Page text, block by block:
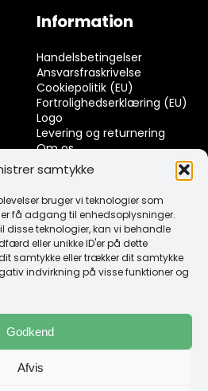
samtykke
bruger vi teknologier som
få adgang til enhedsoplysninger.
disse teknologier, kan vi behandle
eller unikke ID'er på dette
samtykke eller trækker dit samtykke
indvirkning på visse funktioner og
Godkend
Afvis
Information
Handelsbetingelser
Ansvarsfraskrivelse
Cookiepolitik (EU)
Fortrolighedserklæring (EU)
Logo
Levering og returnering
Om os
Kontakt